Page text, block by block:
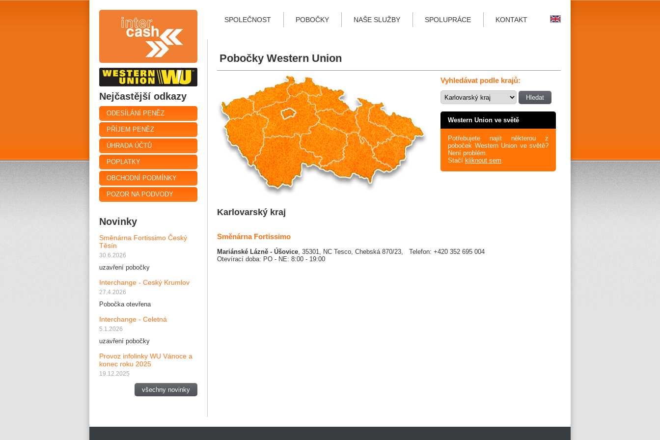
SPOLEČNOST POBOČKY NAŠE SLUŽBY SPOLUPRÁCE KONTAKT
Nejčastější odkazy
ODESÍLÁNÍ PENĚZ
PŘÍJEM PENĚZ
ÚHRADA ÚČTŮ
POPLATKY
OBCHODNÍ PODMÍNKY
POZOR NA PODVODY
Novinky
Směnárna Fortissimo Český
Těsín
30.6.2026
uzavření pobočky
Interchange - Ceský Krumlov
27.4.2026
Pobočka otevřena
Interchange - Celetná
5.1.2026
uzavření pobočky
Provoz infolinky WU Vánoce a
konec roku 2025
19.12.2025
všechny novinky
Pobočky Western Union
Vyhledávat podle krajů:
Western Union ve světě
Potřebujete najít některou z
poboček Western Union ve světě?
Není problém.
Stačí kliknout sem.
Karlovarský kraj
Směnárna Fortissimo
Mariánské Lázně - Úšovice, 35301, NC Tesco, Chebská 870/23, Telefon: +420 352 695 004
Otevírací doba: PO - NE: 8:00 - 19:00